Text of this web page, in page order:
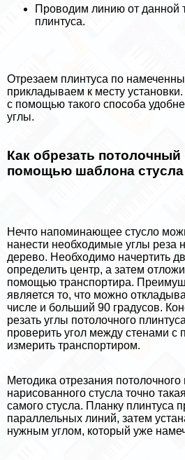
Проводим линию от данной
плинтуса.
Отрезаем плинтуса по
прикладываем к месту
с помощью такого способа
углы.
Как обрезать потолочный
помощью шаблона стусла
Нечто напоминающее стусло
нанести необходимые углы реза
дерево. Необходимо начертить
определить центр, а затем
помощью трaнcпортира.
является то, что можно
числе и больший 90 градусов.
резать углы потолочного
проверить угол между стенами с
измерить трaнcпортиром.
Методика отрезания
нарисованного стусла точно
самого стусла. Планку плинтуса
параллельных линий, затем
нужным углом, который уже